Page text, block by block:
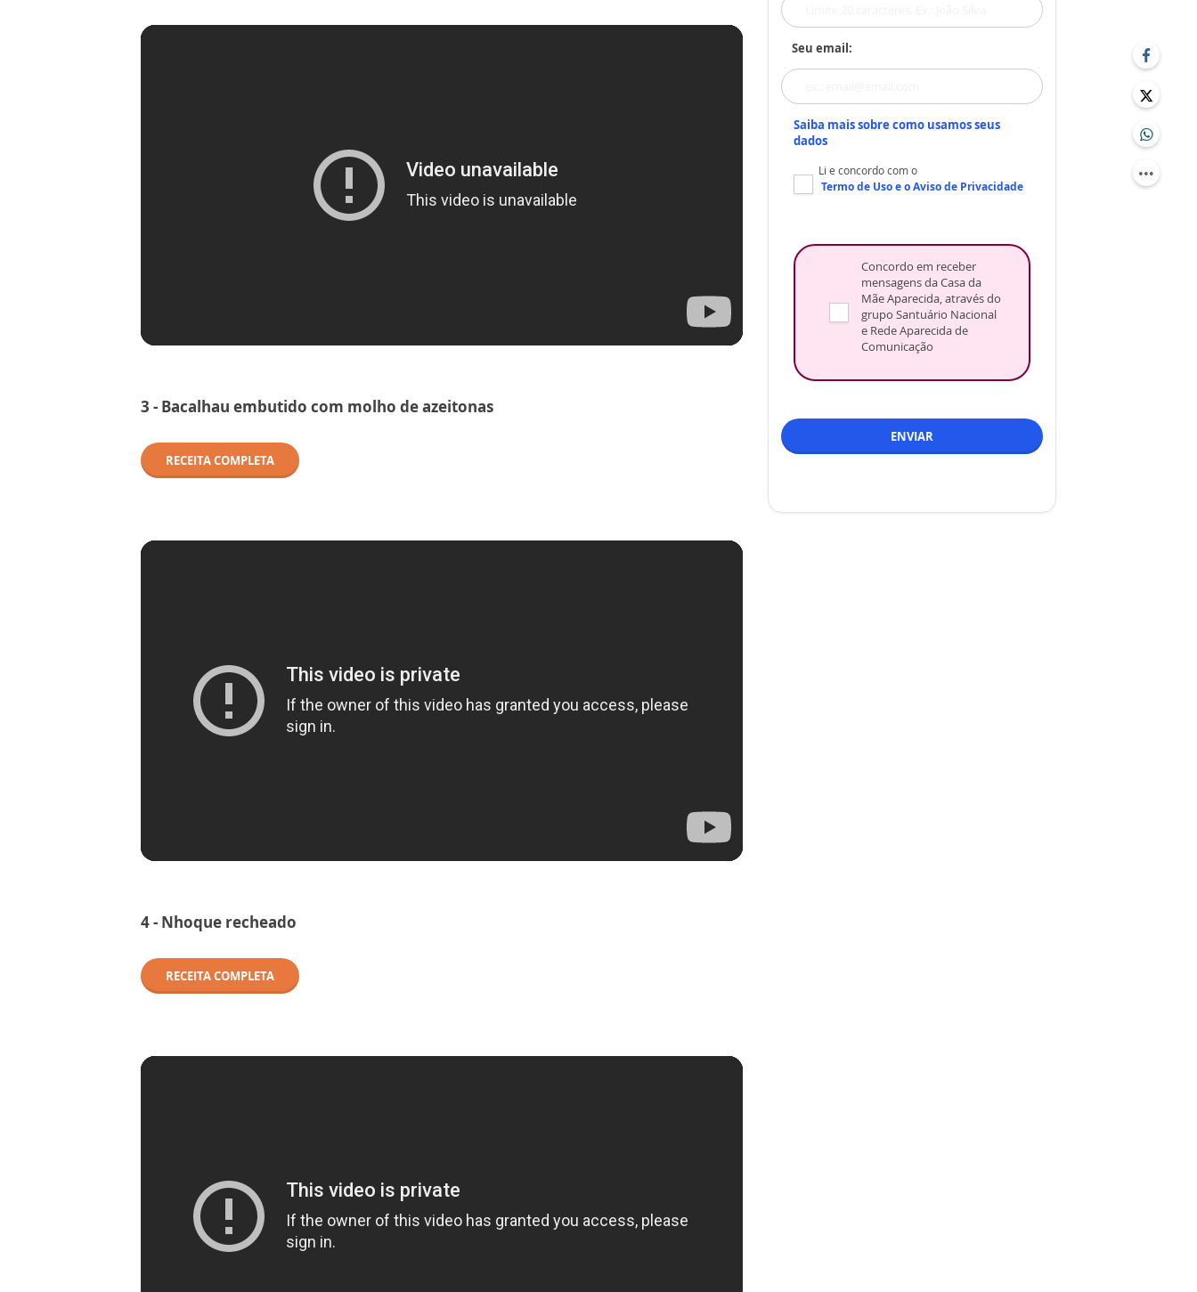
3 - Bacalhau embutido com molho de azeitonas
RECEITA COMPLETA
4 - Nhoque recheado
RECEITA COMPLETA
Seu email:
Saiba mais sobre como usamos seus
dados
Li e concordo com o
Termo de Usoe oAviso de Privacidade
Concordo em receber
mensagens da Casa da
Mãe Aparecida, através do
grupo Santuário Nacional
e Rede Aparecida de
Comunicação
ENVIAR